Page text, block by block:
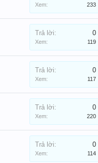
Xem: 233
Trả lời: 0
Xem: 119
Trả lời: 0
Xem: 117
Trả lời: 0
Xem: 220
Trả lời: 0
Xem: 114